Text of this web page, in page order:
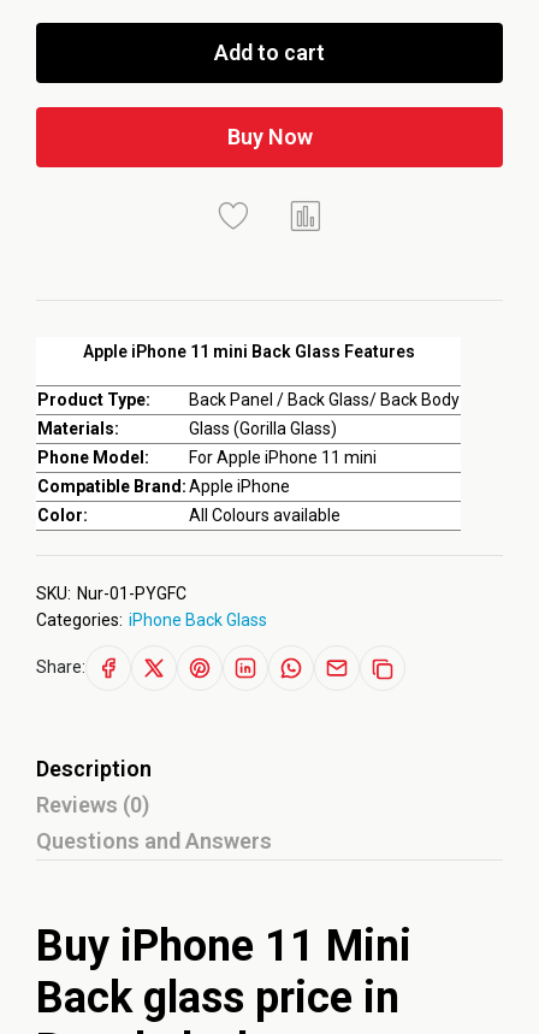
Apple iPhone 11 mini Back Glass Features
Product Type:
Back Panel / Back Glass/ Back Body
Materials:
Glass (Gorilla Glass)
Phone Model:
For Apple iPhone 11 mini
Compatible Brand:Apple iPhone
Color:
All Colours available
Add to cart
Buy Now
SKU: Nur-01-PYGFC
Categories: iPhone Back Glass
Share:
Description
Reviews (0)
Questions and Answers
Buy iPhone 11 Mini
Back glass price in